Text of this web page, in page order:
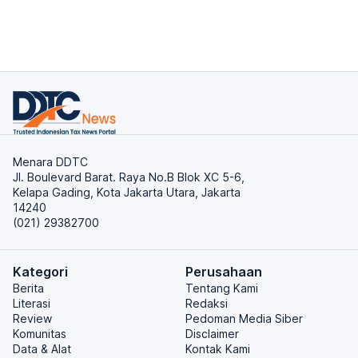
Menara DDTC
Jl. Boulevard Barat. Raya No.B Blok XC 5-6,
Kelapa Gading, Kota Jakarta Utara, Jakarta
14240
(021) 29382700
Kategori
Berita
Literasi
Review
Komunitas
Data & Alat
Perusahaan
Tentang Kami
Redaksi
Pedoman Media Siber
Disclaimer
Kontak Kami